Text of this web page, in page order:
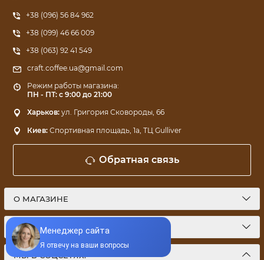
+38 (096) 56 84 962
+38 (099) 46 66 009
+38 (063) 92 41 549
craft.coffee.ua@gmail.com
Режим работы магазина:
ПН - ПТ: с 9:00 до 21:00
Харьков: ул. Григория Сковороды, 66
Киев: Спортивная площадь, 1a, ТЦ Gulliver
Обратная связь
О МАГАЗИНЕ
КАТАЛОГ КОФЕ
МЫ В СОЦСЕТЯХ: